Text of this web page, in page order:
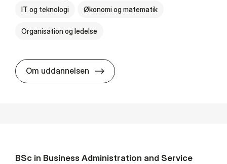
IT og teknologi Økonomi og matematik
Organisation og ledelse
Om uddannelsen BSc in Busi­ness Ad­min­is­tra­tion
BSc in Busi­ness Ad­min­is­tra­tion and Ser­vice